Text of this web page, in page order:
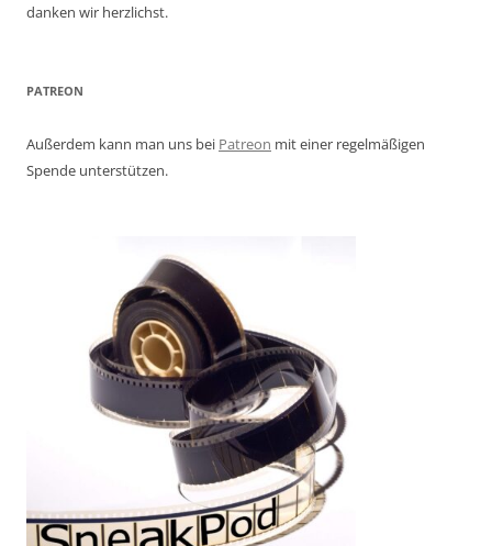
danken wir herzlichst.
PATREON
Außerdem kann man uns bei Patreon mit einer regelmäßigen
Spende unterstützen.